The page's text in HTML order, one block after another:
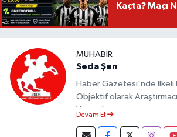
Kaçta? Maçı
MUHABIR
Seda Şen
Haber Gazetesi'nde İlkeli
Objektif olarak
Yapmaktayım.
Devam Et